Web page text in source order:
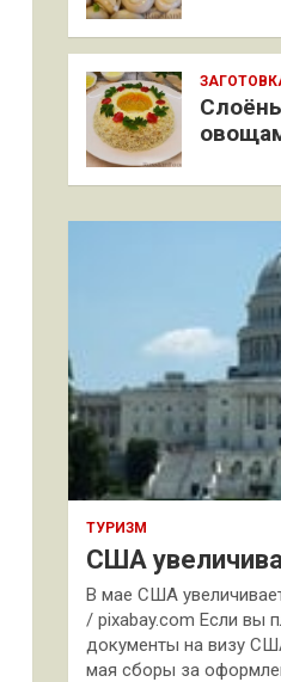
ТУРИЗМ
США
В мае США
/ pixabay.com Если вы
документы на визу
мая сборы за